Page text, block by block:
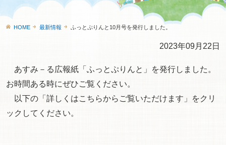
HOME 最新情報 ふっとぷりんと10月号を発行しました。
2023年09月22日
あすみ－る広報紙「ふっとぷりんと」を発行しました。
お時間ある時にぜひご覧ください。
以下の「詳しくはこちらからご覧いただけます」をクリ
ックしてください。